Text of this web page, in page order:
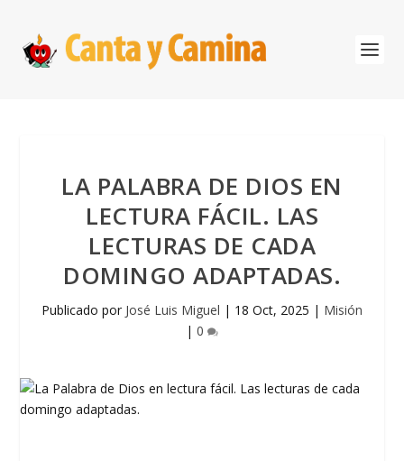
LA PALABRA DE DIOS EN
LECTURA FÁCIL. LAS
LECTURAS DE CADA
DOMINGO ADAPTADAS.
Publicado por José Luis Miguel | 18 Oct, 2025 | Misión
| 0